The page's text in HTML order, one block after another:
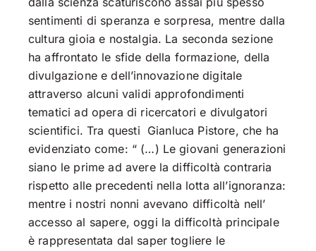
sentimenti di speranza e sorpresa, mentre dalla
cultura gioia e nostalgia. La seconda sezione
ha affrontato le sfide della formazione, della
divulgazione e dell’innovazione digitale
attraverso alcuni validi approfondimenti
tematici ad opera di ricercatori e divulgatori
scientifici. Tra questi Gianluca Pistore, che ha
evidenziato come: “ (…) Le giovani generazioni
siano le prime ad avere la difficoltà contraria
rispetto alle precedenti nella lotta all’ignoranza:
mentre i nostri nonni avevano difficoltà nell’
accesso al sapere, oggi la difficoltà principale
è rappresentata dal saper togliere le